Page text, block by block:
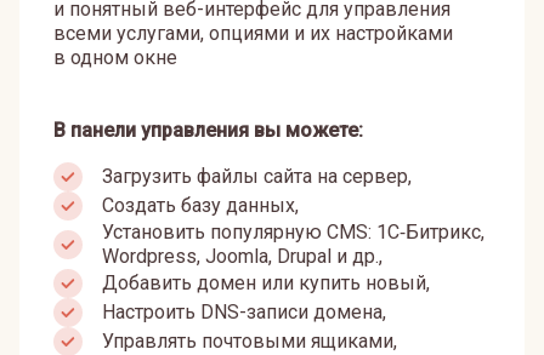
и понятный веб-интерфейс для управления
всеми услугами, опциями и их настройками
в одном окне
В панели управления вы можете:
Загрузить файлы сайта на сервер,
Создать базу данных,
Установить популярную CMS: 1С‑Битрикс,
Wordpress, Joomla, Drupal и др.,
Добавить домен или купить новый,
Настроить DNS-записи домена,
Управлять почтовыми ящиками,